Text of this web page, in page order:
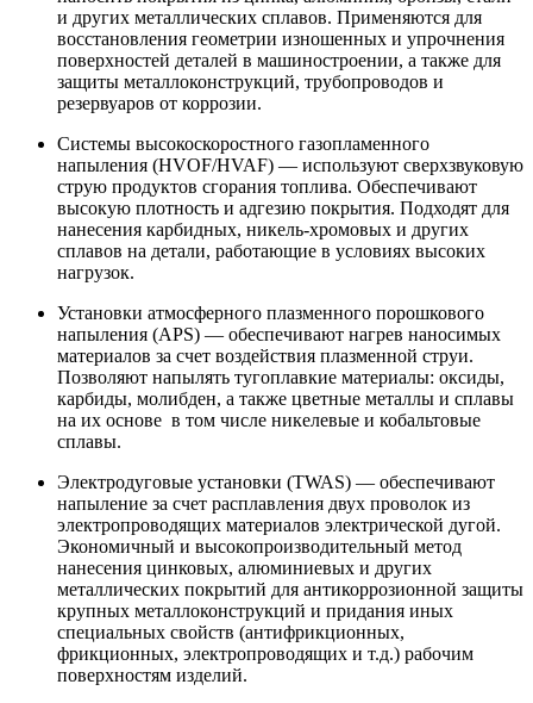
и других металлических сплавов. Применяются для
восстановления геометрии изношенных и упрочнения
поверхностей деталей в машиностроении, а также для
защиты металлоконструкций, трубопроводов и
резервуаров от коррозии.
Системы высокоскоростного газопламенного
напыления (HVOF/HVAF) — используют сверхзвуковую
струю продуктов сгорания топлива. Обеспечивают
высокую плотность и адгезию покрытия. Подходят для
нанесения карбидных, никель-хромовых и других
сплавов на детали, работающие в условиях высоких
нагрузок.
Установки атмосферного плазменного порошкового
напыления (APS) — обеспечивают нагрев наносимых
материалов за счет воздействия плазменной струи.
Позволяют напылять тугоплавкие материалы: оксиды,
карбиды, молибден, а также цветные металлы и сплавы
на их основе в том числе никелевые и кобальтовые
сплавы.
Электродуговые установки (TWAS) — обеспечивают
напыление за счет расплавления двух проволок из
электропроводящих материалов электрической дугой.
Экономичный и высокопроизводительный метод
нанесения цинковых, алюминиевых и других
металлических покрытий для антикоррозионной защиты
крупных металлоконструкций и придания иных
специальных свойств (антифрикционных,
фрикционных, электропроводящих и т.д.) рабочим
поверхностям изделий.